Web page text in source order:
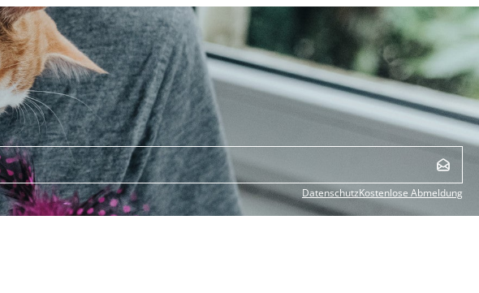
DatenschutzKostenlose Abmeldung